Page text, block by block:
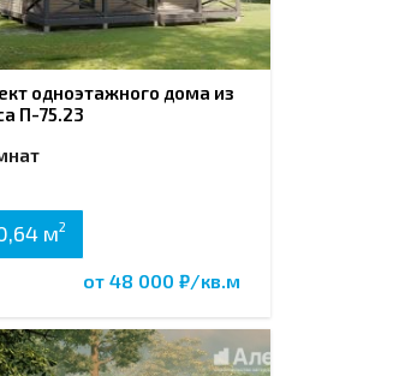
одноэтажного дома из
П-75.23
м2
от 48 000 ₽/кв.м